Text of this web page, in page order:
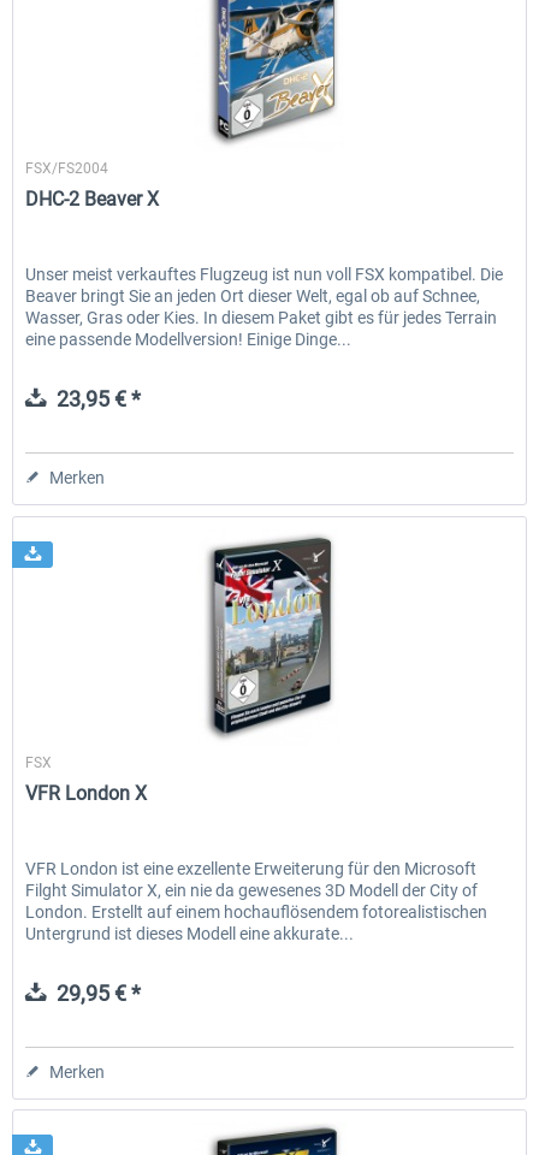
Aerosoft
FSX/FS2004
DHC-2 Beaver X
Unser meist verkauftes Flugzeug ist nun voll FSX kompatibel. Die
Beaver bringt Sie an jeden Ort dieser Welt, egal ob auf Schnee,
Wasser, Gras oder Kies. In diesem Paket gibt es für jedes Terrain
eine passende Modellversion! Einige Dinge...
23,95 € *
Merken
Aerosoft
FSX
VFR London X
VFR London ist eine exzellente Erweiterung für den Microsoft
Filght Simulator X, ein nie da gewesenes 3D Modell der City of
London. Erstellt auf einem hochauflösendem fotorealistischen
Untergrund ist dieses Modell eine akkurate...
29,95 € *
Merken